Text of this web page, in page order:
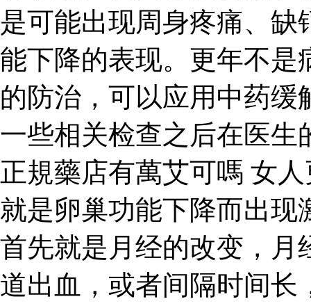
是可能出现周身疼痛、
能下降的表现。更年不是
的防治，可以应用中药
一些相关检查之后在医生
正規藥店有萬艾可嗎 女
就是卵巢功能下降而出现
首先就是月经的改变，月
道出血，或者间隔时间长